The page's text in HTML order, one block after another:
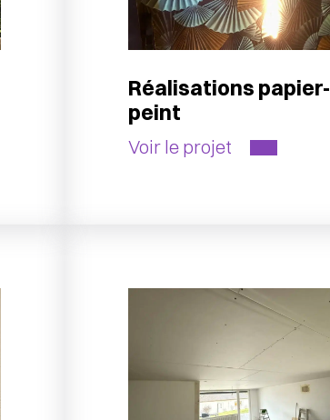
Réalisations papier-
peint
Voir le projet